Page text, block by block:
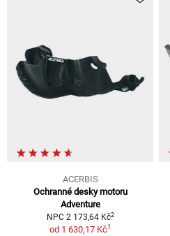
ACERBIS
Ochranné desky motoru
Adventure
NPC 2 173,64 Kč2
od 1 630,17 Kč1